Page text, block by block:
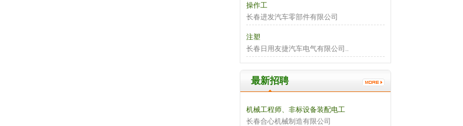
操作工
长春进发汽车零部件有限公司
注塑
长春日用友捷汽车电气有限公司..
最新招聘
机械工程师、非标设备装配电工
长春合心机械制造有限公司